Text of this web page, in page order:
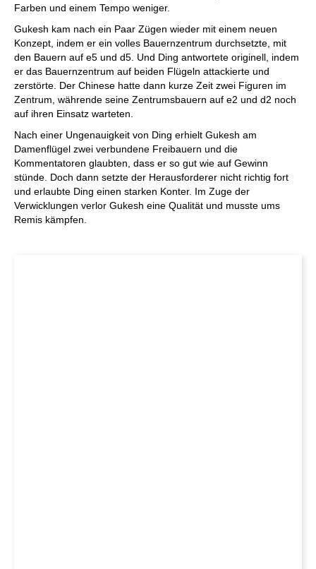
Farben und einem Tempo weniger.
Gukesh kam nach ein Paar Zügen wieder mit einem neuen
Konzept, indem er ein volles Bauernzentrum durchsetzte, mit
den Bauern auf e5 und d5. Und Ding antwortete originell, indem
er das Bauernzentrum auf beiden Flügeln attackierte und
zerstörte. Der Chinese hatte dann kurze Zeit zwei Figuren im
Zentrum, währende seine Zentrumsbauern auf e2 und d2 noch
auf ihren Einsatz warteten.
Nach einer Ungenauigkeit von Ding erhielt Gukesh am
Damenflügel zwei verbundene Freibauern und die
Kommentatoren glaubten, dass er so gut wie auf Gewinn
stünde. Doch dann setzte der Herausforderer nicht richtig fort
und erlaubte Ding einen starken Konter. Im Zuge der
Verwicklungen verlor Gukesh eine Qualität und musste ums
Remis kämpfen.